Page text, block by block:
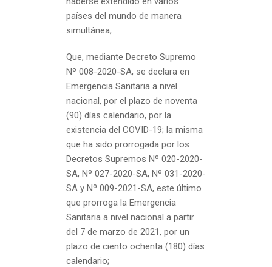
países del mundo de manera
simultánea;
Que, mediante Decreto Supremo
Nº 008-2020-SA, se declara en
Emergencia Sanitaria a nivel
nacional, por el plazo de noventa
(90) días calendario, por la
existencia del COVID-19; la misma
que ha sido prorrogada por los
Decretos Supremos Nº 020-2020-
SA, Nº 027-2020-SA, Nº 031-2020-
SA y Nº 009-2021-SA, este último
que prorroga la Emergencia
Sanitaria a nivel nacional a partir
del 7 de marzo de 2021, por un
plazo de ciento ochenta (180) días
calendario;